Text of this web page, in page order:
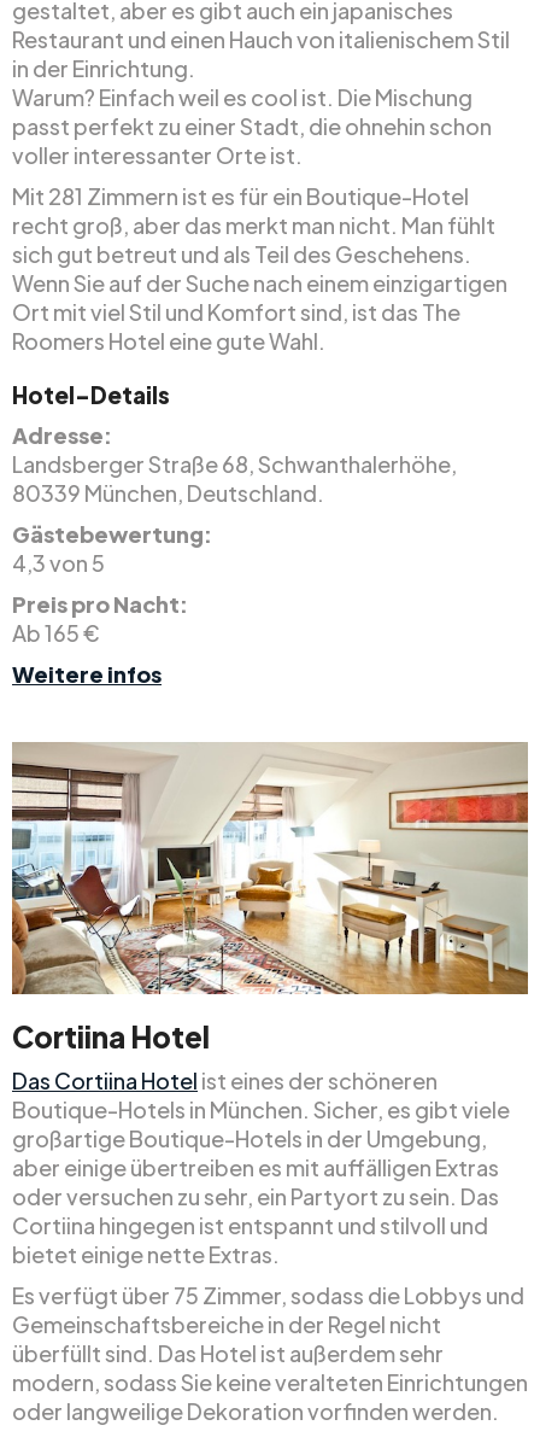
gestaltet, aber es gibt auch ein japanisches
Restaurant und einen Hauch von italienischem Stil
in der Einrichtung.
Warum? Einfach weil es cool ist. Die Mischung
passt perfekt zu einer Stadt, die ohnehin schon
voller interessanter Orte ist.
Mit 281 Zimmern ist es für ein Boutique-Hotel
recht groß, aber das merkt man nicht. Man fühlt
sich gut betreut und als Teil des Geschehens.
Wenn Sie auf der Suche nach einem einzigartigen
Ort mit viel Stil und Komfort sind, ist das The
Roomers Hotel eine gute Wahl.
Hotel-Details
Adresse:
Landsberger Straße 68, Schwanthalerhöhe,
80339 München, Deutschland.
Gästebewertung:
4,3 von 5
Preis pro Nacht:
Ab 165 €
Weitere infos
Cortiina Hotel
Das Cortiina Hotel ist eines der schöneren
Boutique-Hotels in München. Sicher, es gibt viele
großartige Boutique-Hotels in der Umgebung,
aber einige übertreiben es mit auffälligen Extras
oder versuchen zu sehr, ein Partyort zu sein. Das
Cortiina hingegen ist entspannt und stilvoll und
bietet einige nette Extras.
Es verfügt über 75 Zimmer, sodass die Lobbys und
Gemeinschaftsbereiche in der Regel nicht
überfüllt sind. Das Hotel ist außerdem sehr
modern, sodass Sie keine veralteten Einrichtungen
oder langweilige Dekoration vorfinden werden.